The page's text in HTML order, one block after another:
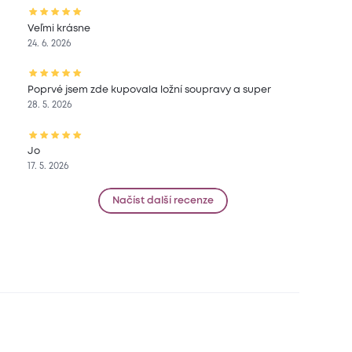
Veľmi krásne
24. 6. 2026
Poprvé jsem zde kupovala ložní soupravy a super
28. 5. 2026
Jo
17. 5. 2026
Načíst další recenze